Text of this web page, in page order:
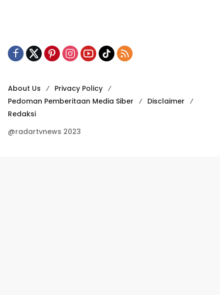
About Us
Privacy Policy
Pedoman Pemberitaan Media Siber
Disclaimer
Redaksi
@radartvnews 2023